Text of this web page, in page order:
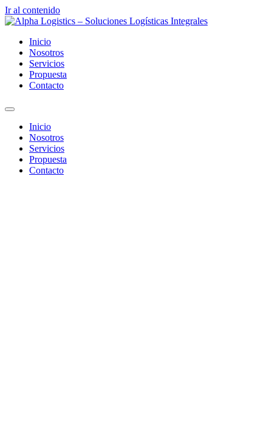
Ir al contenido
Inicio
Nosotros
Servicios
Propuesta
Contacto
Inicio
Nosotros
Servicios
Propuesta
Contacto